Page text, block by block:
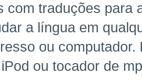
com traduções para
a língua em
ou
ou tocador de